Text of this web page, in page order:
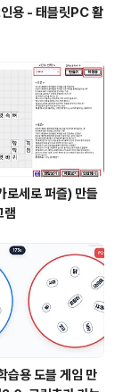
용 - 태블릿PC 활
로세로 퍼즐) 만들
램
습용 도블 게임 만